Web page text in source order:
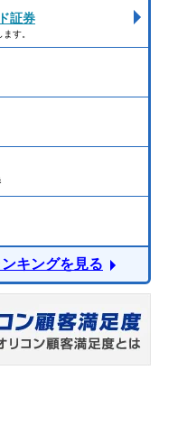
証券
す。
キングを見る